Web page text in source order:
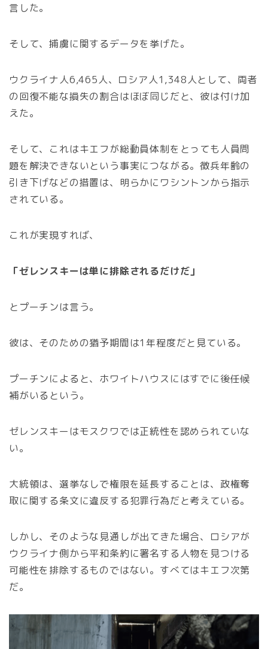
言した。
そして、捕虜に関するデータを挙げた。
ウクライナ人6,465人、ロシア人1,348人として、両者
の回復不能な損失の割合はほぼ同じだと、彼は付け加
えた。
そして、これはキエフが総動員体制をとっても人員問
題を解決できないという事実につながる。徴兵年齢の
引き下げなどの措置は、明らかにワシントンから指示
されている。
これが実現すれば、
「ゼレンスキーは単に排除されるだけだ」
とプーチンは言う。
彼は、そのための猶予期間は1年程度だと見ている。
プーチンによると、ホワイトハウスにはすでに後任候
補がいるという。
ゼレンスキーはモスクワでは正統性を認められていな
い。
大統領は、選挙なしで権限を延長することは、政権奪
取に関する条文に違反する犯罪行為だと考えている。
しかし、そのような見通しが出てきた場合、ロシアが
ウクライナ側から平和条約に署名する人物を見つける
可能性を排除するものではない。すべてはキエフ次第
だ。